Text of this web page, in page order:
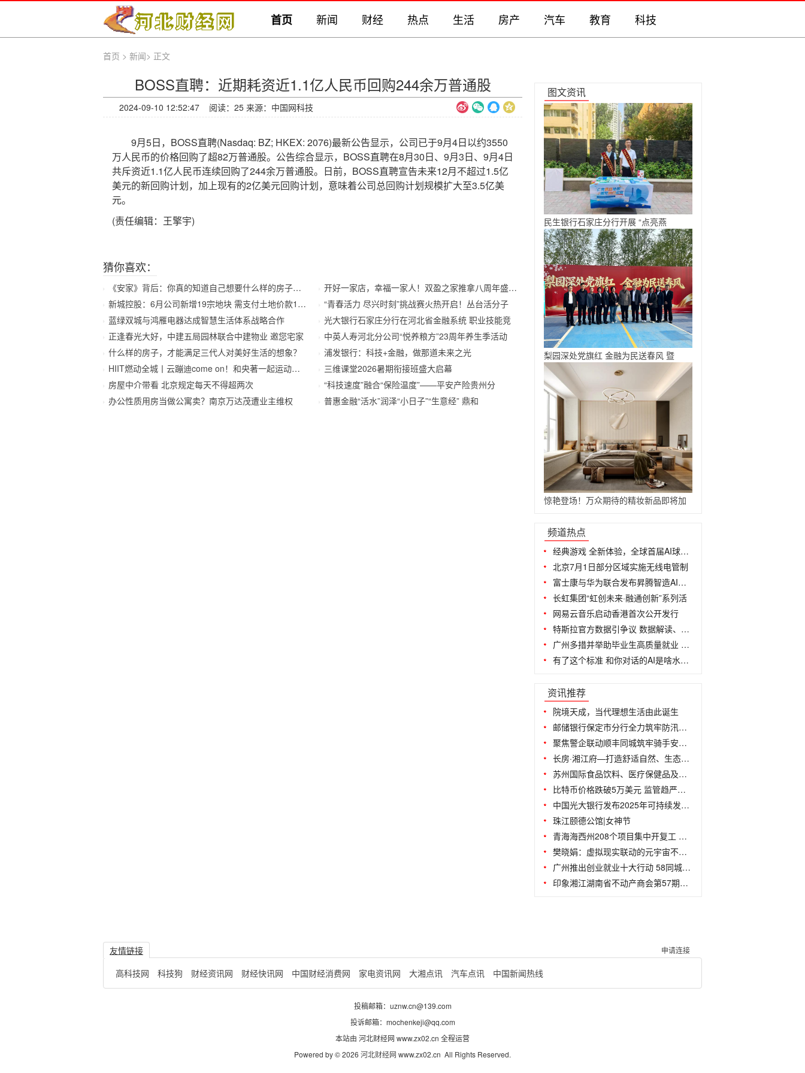
首页 新闻 财经 热点 生活 房产 汽车 教育 科技
首页 > 新闻> 正文
BOSS直聘：近期耗资近1.1亿人民币回购244余万普通股
2024-09-10 12:52:47 阅读： 25 来源：中国网科技
9月5日，BOSS直聘(Nasdaq: BZ; HKEX: 2076)最新公告显示，公司已于9月4日以约3550
万人民币的价格回购了超82万普通股。公告综合显示，BOSS直聘在8月30日、9月3日、9月4日
共斥资近1.1亿人民币连续回购了244余万普通股。日前，BOSS直聘宣告未来12月不超过1.5亿
美元的新回购计划，加上现有的2亿美元回购计划，意味着公司总回购计划规模扩大至3.5亿美
元。
(责任编辑：王擎宇)
猜你喜欢：
《安家》背后：你真的知道自己想要什么样的房子吗？
新城控股：6月公司新增19宗地块 需支付土地价款173.
蓝绿双城与鸿雁电器达成智慧生活体系战略合作
正逢春光大好，中建五局园林联合中建物业 邀您宅家
什么样的房子，才能满足三代人对美好生活的想象？
HIIT燃动全城丨云蹦迪come on！和央著一起运动不止
房屋中介带看 北京规定每天不得超两次
办公性质用房当做公寓卖？南京万达茂遭业主维权
开好一家店，幸福一家人！双盈之家推拿八周年盛典精彩
“青春活力 尽兴时刻”挑战赛火热开启！丛台活分子
光大银行石家庄分行在河北省金融系统 职业技能竞
中英人寿河北分公司“悦养粮方”23周年养生季活动
浦发银行：科技+金融，做那道未来之光
三维课堂2026暑期衔接班盛大启幕
“科技速度”融合“保险温度”——平安产险贵州分
普惠金融“活水”润泽“小日子”“生意经” 鼎和
图文资讯
民生银行石家庄分行开展 “点亮燕
梨园深处党旗红 金融为民送春风 暨
惊艳登场！万众期待的精妆新品即将加
频道热点
经典游戏 全新体验，全球首届AI球球大作
北京7月1日部分区域实施无线电管制
富士康与华为联合发布昇腾智造AI质检示
长虹集团“虹创未来·融通创新”系列活
网易云音乐启动香港首次公开发行
特斯拉官方数据引争议 数据解读、隐私
广州多措并举助毕业生高质量就业 58同
有了这个标准 和你对话的AI是啥水平一
资讯推荐
院境天成，当代理想生活由此诞生
邮储银行保定市分行全力筑牢防汛救灾“
聚焦警企联动顺丰同城筑牢骑手安全防线
长房·湘江府—打造舒适自然、生态宜居
苏州国际食品饮料、医疗保健品及化妆品
比特币价格跌破5万美元 监管趋严是暴跌
中国光大银行发布2025年可持续发展报告
珠江颐德公馆|女神节
青海海西州208个项目集中开复工 总投资
樊晓娟：虚拟现实联动的元宇宙不是法外之
广州推出创业就业十大行动 58同城优质
印象湘江湖南省不动产商会第57期红酒会
申请连接
友情链接
高科技网
科技狗 财经资讯网 财经快讯网 中国财经消费网 家电资讯网 大湘点讯 汽车点讯 中国新闻热线
投稿邮箱：uznw.cn@139.com
投诉邮箱：mochenkeji@qq.com
本站由 河北财经网 www.zx02.cn 全程运营
Powered by © 2026 河北财经网 www.zx02.cn All Rights Reserved.